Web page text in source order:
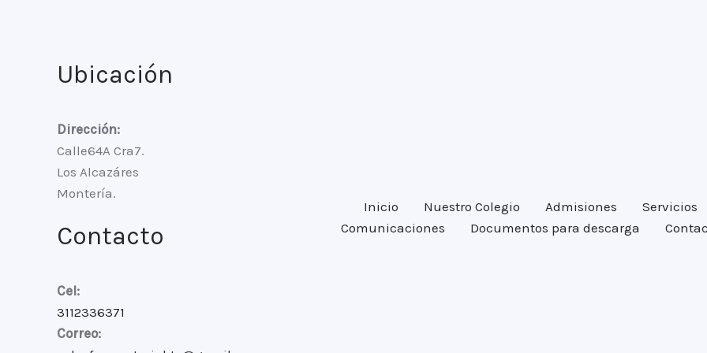
Ubicación
Dirección:
Calle64A Cra7.
Los Alcazáres
Montería.
Contacto
Cel:
3112336371
Correo:
Inicio Nuestro Colegio Admisiones
Servicios
Comunicaciones
Documentos para descarga